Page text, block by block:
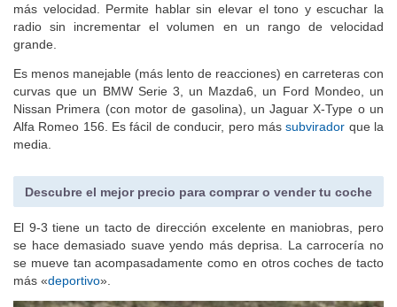
más velocidad. Permite hablar sin elevar el tono y escuchar la
radio sin incrementar el volumen en un rango de velocidad
grande.
Es menos manejable (más lento de reacciones) en carreteras con
curvas que un BMW Serie 3, un Mazda6, un Ford Mondeo, un
Nissan Primera (con motor de gasolina), un Jaguar X-Type o un
Alfa Romeo 156. Es fácil de conducir, pero mássubvirador que la
media.
Descubre el mejor precio para comprar o vender tu coche
El 9-3 tiene un tacto de dirección excelente en maniobras, pero
se hace demasiado suave yendo más deprisa. La carrocería no
se mueve tan acompasadamente como en otros coches de tacto
más «deportivo».